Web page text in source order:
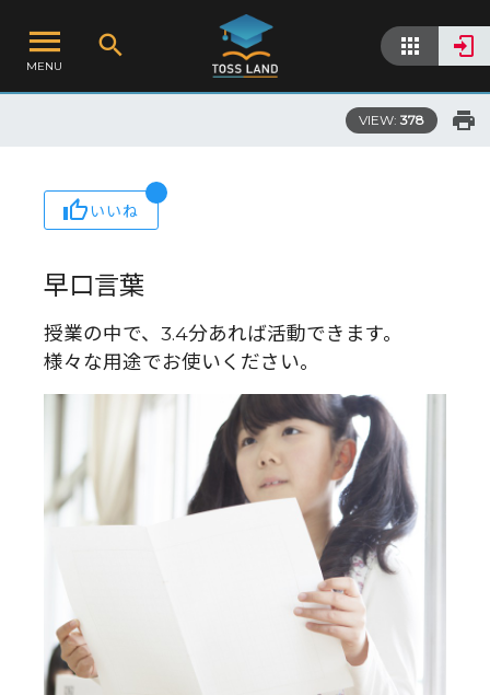
MENU
VIEW: 378
いいね
早口言葉
授業の中で、3.4分あれば活動できます。
様々な用途でお使いください。